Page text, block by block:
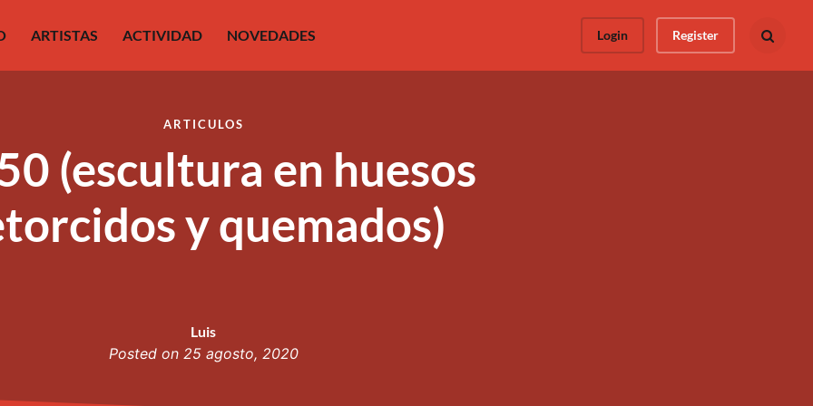
ARTISTAS ACTIVIDAD NOVEDADES Login Register Busca
ARTICULOS
(escultura en huesos
y quemados)
Posted on 25 agosto, 2020
Luis